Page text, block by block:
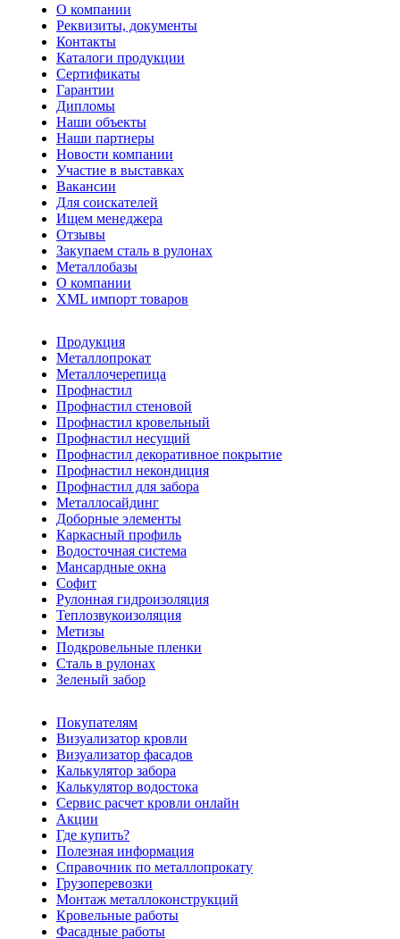
О компании
Реквизиты, документы
Контакты
Каталоги продукции
Сертификаты
Гарантии
Дипломы
Наши объекты
Наши партнеры
Новости компании
Участие в выставках
Вакансии
Для соискателей
Ищем менеджера
Отзывы
Закупаем сталь в рулонах
Металлобазы
О компании
XML импорт товаров
Продукция
Металлопрокат
Металлочерепица
Профнастил
Профнастил стеновой
Профнастил кровельный
Профнастил несущий
Профнастил декоративное покрытие
Профнастил некондиция
Профнастил для забора
Металлосайдинг
Доборные элементы
Каркасный профиль
Водосточная система
Мансардные окна
Софит
Рулонная гидроизоляция
Теплозвукоизоляция
Метизы
Подкровельные пленки
Сталь в рулонах
Зеленый забор
Покупателям
Визуализатор кровли
Визуализатор фасадов
Калькулятор забора
Калькулятор водостока
Сервис расчет кровли онлайн
Акции
Где купить?
Полезная информация
Справочник по металлопрокату
Грузоперевозки
Монтаж металлоконструкций
Кровельные работы
Фасадные работы